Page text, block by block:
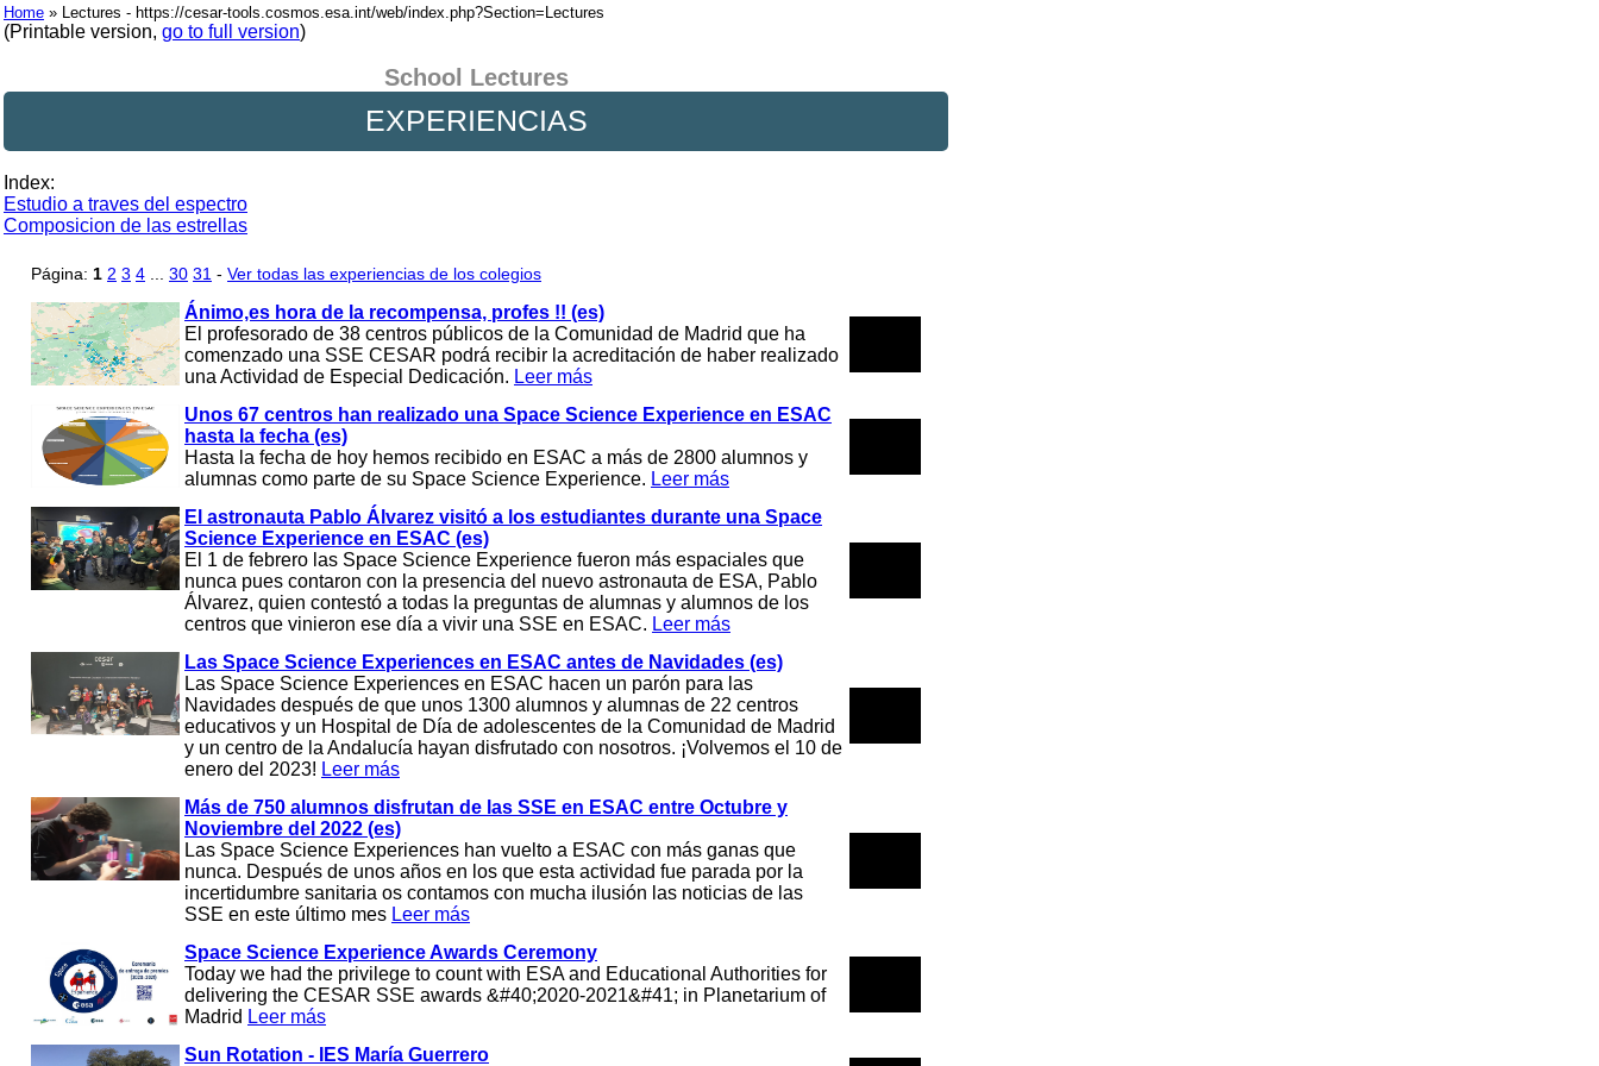
Home » Lectures - https://cesar-tools.cosmos.esa.int/web/index.php?Section=Lectures
(Printable version, go to full version)
School Lectures
EXPERIENCIAS
Index:
Estudio a traves del espectro
Composicion de las estrellas
Página: 1 2 3 4 30 31 - Ver todas las experiencias de los colegios
Ánimo,es hora de la recompensa, profes !! (es)
El profesorado de 38 centros públicos de la Comunidad de Madrid que ha
comenzado una SSE CESAR podrá recibir la acreditación de haber realizado
una Actividad de Especial Dedicación. Leer más
Unos 67 centros han realizado una Space Science Experience en ESAC
hasta la fecha (es)
Hasta la fecha de hoy hemos recibido en ESAC a más de 2800 alumnos y
alumnas como parte de su Space Science Experience. Leer más
El astronauta Pablo Álvarez visitó a los estudiantes durante una Space
Science Experience en ESAC (es)
El 1 de febrero las Space Science Experience fueron más espaciales que
nunca pues contaron con la presencia del nuevo astronauta de ESA, Pablo
Álvarez, quien contestó a todas la preguntas de alumnas y alumnos de los
centros que vinieron ese día a vivir una SSE en ESAC. Leer más
Las Space Science Experiences en ESAC antes de Navidades (es)
Las Space Science Experiences en ESAC hacen un parón para las
Navidades después de que unos 1300 alumnos y alumnas de 22 centros
educativos y un Hospital de Día de adolescentes de la Comunidad de Madrid
y un centro de la Andalucía hayan disfrutado con nosotros. ¡Volvemos el 10 de
enero del 2023! Leer más
Más de 750 alumnos disfrutan de las SSE en ESAC entre Octubre y
Noviembre del 2022 (es)
Las Space Science Experiences han vuelto a ESAC con más ganas que
nunca. Después de unos años en los que esta actividad fue parada por la
incertidumbre sanitaria os contamos con mucha ilusión las noticias de las
SSE en este último mes Leer más
Space Science Experience Awards Ceremony
Today we had the privilege to count with ESA and Educational Authorities for
delivering the CESAR SSE awards &#40;2020-2021&#41; in Planetarium of
Madrid Leer más
Sun Rotation - IES María Guerrero